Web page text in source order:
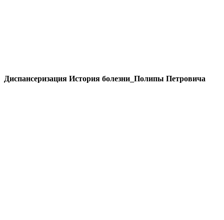
Диспансеризация История болезни_Полипы Петровича